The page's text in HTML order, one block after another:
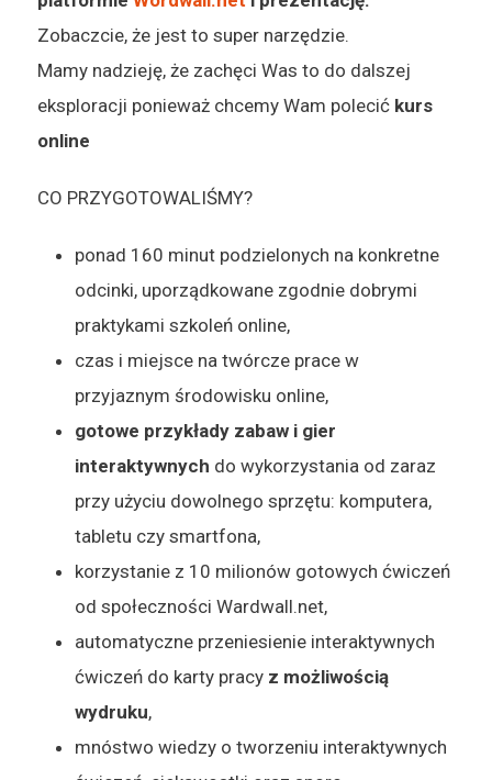
Zobaczcie, że jest to super narzędzie.
Mamy nadzieję, że zachęci Was to do dalszej
eksploracji ponieważ chcemy Wam polecić kurs
online
CO PRZYGOTOWALIŚMY?
ponad 160 minut podzielonych na konkretne
odcinki, uporządkowane zgodnie dobrymi
praktykami szkoleń online,
czas i miejsce na twórcze prace w
przyjaznym środowisku online,
gotowe przykłady zabaw i gier
interaktywnych do wykorzystania od zaraz
przy użyciu dowolnego sprzętu: komputera,
tabletu czy smartfona,
korzystanie z 10 milionów gotowych ćwiczeń
od społeczności Wardwall.net,
automatyczne przeniesienie interaktywnych
ćwiczeń do karty pracy z możliwością
wydruku,
mnóstwo wiedzy o tworzeniu interaktywnych